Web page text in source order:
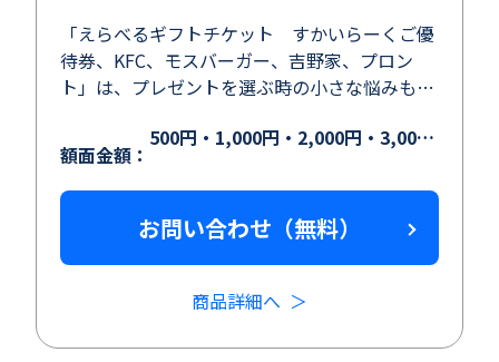
「えらべるギフトチケット すかいらーくご優
待券、KFC、モスバーガー、吉野家、プロン
ト」は、プレゼントを選ぶ時の小さな悩みも解
額面金額：
500円・1,000円・2,000円・3,000円・5,000円
お問い合わせ（無料）
商品詳細へ